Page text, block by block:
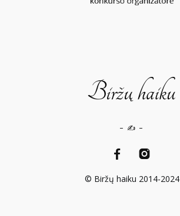
© Biržų haiku 2014-2024
– ✍️ –